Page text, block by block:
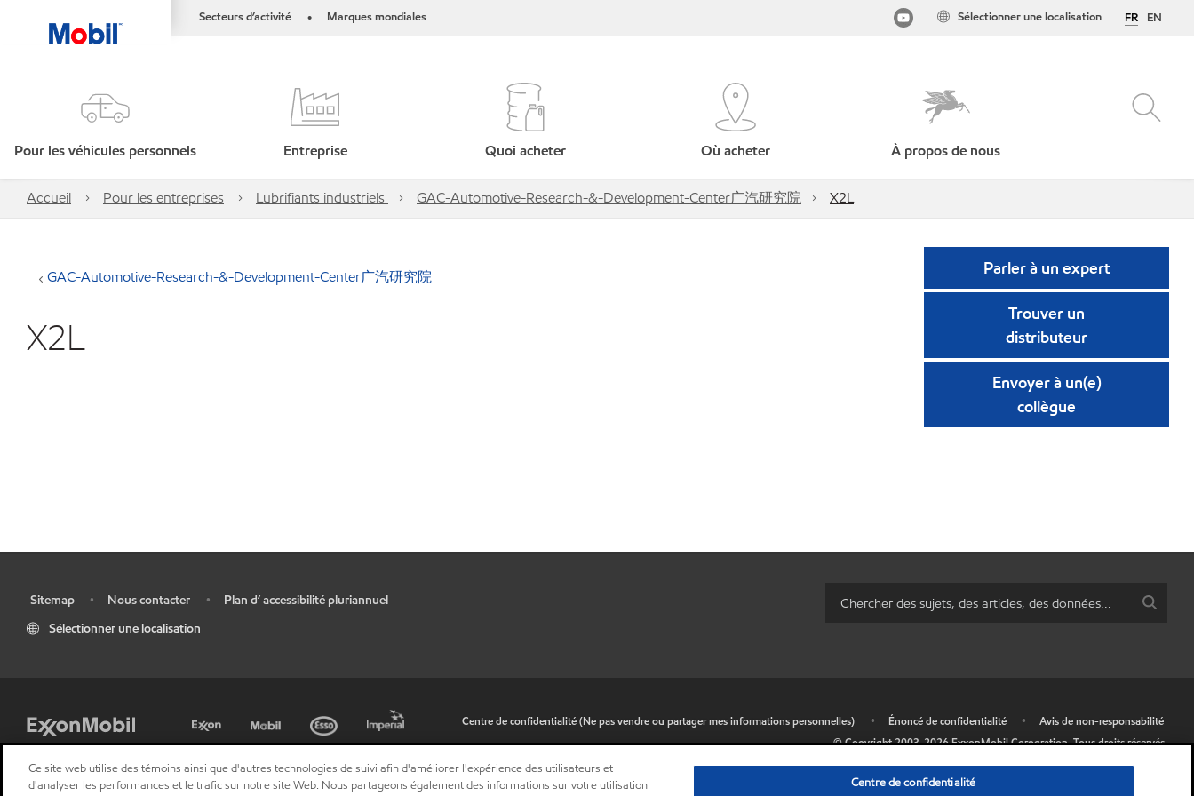
Secteurs d’activité • Marques mondiales FR EN
Sélectionner une localisation
Pour les véhicules personnels Entreprise Quoi acheter Où acheter À propos de nous
Accueil Pour les entreprises Lubrifiants industriels GAC-Automotive-Research-&-Development-Center广汽研究院 X2L
GAC-Automotive-Research-&-Development-Center广汽研究院
X2L
Parler à un expert
Trouver un
distributeur
Envoyer à un(e)
collègue
Sitemap • Nous contacter •
Plan d’ accessibilité pluriannuel
Sélectionner une localisation
Centre de confidentialité (Ne pas vendre ou partager mes informations personnelles) • Énoncé de confidentialité •
Avis de non-responsabilité
© Copyright 2003-2026ExxonMobil Corporation.Tous droits réservés.
Ce site web utilise des témoins ainsi que d'autres technologies de suivi afin d'améliorer l'expérience des utilisateurs et
d'analyser les performances et le trafic sur notre site Web. Nous partageons également des informations sur votre utilisation
Centre de confidentialité